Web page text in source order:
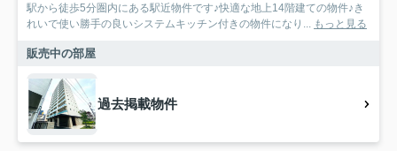
駅から徒歩5分圏内にある駅近物件です♪快適な地上14階建ての物件♪き
れいで使い勝手の良いシステムキッチン付きの物件になり...
もっと見る
販売中の部屋
過去掲載物件